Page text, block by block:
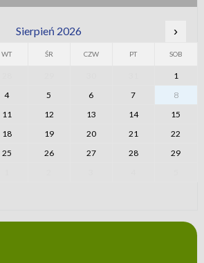
Sierpień 2026 ›
WT ŚR CZW PT SOB
1
4 5 6 7
8
11 12 13 14
15
18 19 20 21
22
25 26 27 28
29